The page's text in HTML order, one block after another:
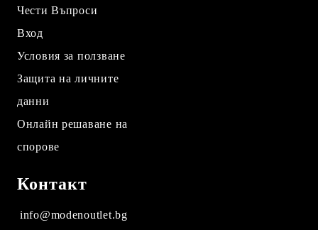
Чести Въпроси
Вход
Условия за ползване
Защита на личните
данни
Онлайн решаване на
спорове
Контакт
info@modenoutlet.bg